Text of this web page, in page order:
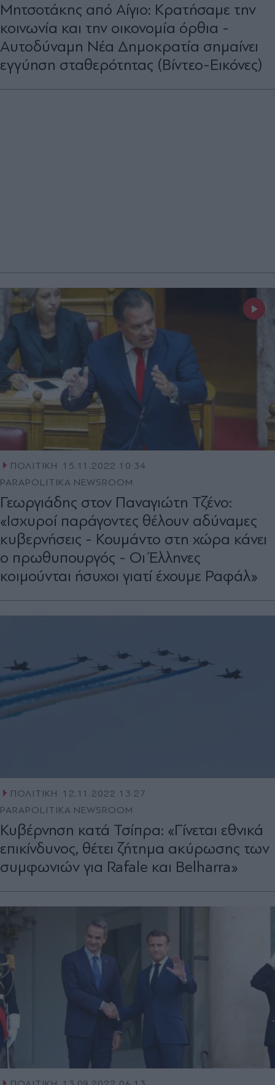
Μητσοτάκης από Αίγιο: Κρατήσαμε την
κοινωνία και την οικονομία όρθια -
Αυτοδύναμη Νέα Δημοκρατία σημαίνει
εγγύηση σταθερότητας (Βίντεο-Εικόνες)
ΠΟΛΙΤΙΚΗ
15.11.2022 10:34
PARAPOLITIKA NEWSROOM
Γεωργιάδης στον Παναγιώτη Τζένο:
«Ισχυροί παράγοντες θέλουν αδύναμες
κυβερνήσεις - Κουμάντο στη χώρα κάνει
ο πρωθυπουργός - Οι Έλληνες
κοιμούνται ήσυχοι γιατί έχουμε Ραφάλ»
ΠΟΛΙΤΙΚΗ
12.11.2022 13:27
PARAPOLITIKA NEWSROOM
Κυβέρνηση κατά Τσίπρα: «Γίνεται εθνικά
επικίνδυνος, θέτει ζήτημα ακύρωσης των
συμφωνιών για Rafale και Belharra»